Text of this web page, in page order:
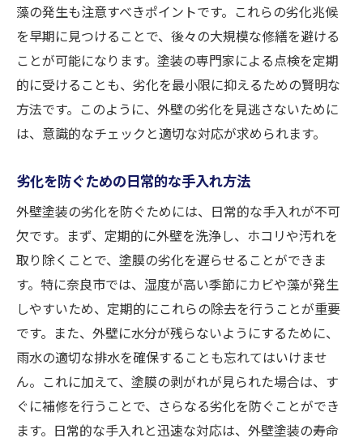
藻の発生も注意すべきポイントです。これらの劣化兆候
を早期に見つけることで、後々の大規模な修繕を避ける
ことが可能になります。塗装の専門家による点検を定期
的に受けることも、劣化を最小限に抑えるための賢明な
方法です。このように、外壁の劣化を見逃さないために
は、意識的なチェックと適切な対応が求められます。
劣化を防ぐための日常的な手入れ方法
外壁塗装の劣化を防ぐためには、日常的な手入れが不可
欠です。まず、定期的に外壁を洗浄し、ホコリや汚れを
取り除くことで、塗膜の劣化を遅らせることができま
す。特に奈良市では、湿度が高い季節にカビや藻が発生
しやすいため、定期的にこれらの除去を行うことが重要
です。また、外壁に水分が残らないようにするために、
雨水の適切な排水を確保することも忘れてはいけませ
ん。これに加えて、塗膜の剥がれが見られた場合は、す
ぐに補修を行うことで、さらなる劣化を防ぐことができ
ます。日常的な手入れと迅速な対応は、外壁塗装の寿命